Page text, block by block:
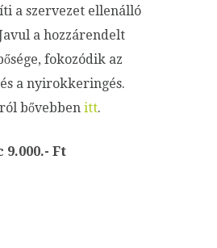
a szervezet ellenálló
a hozzárendelt
fokozódik az
a nyirokkeringés.
bővebben itt.
9.000.- Ft